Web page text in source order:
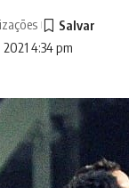
4:34 pm